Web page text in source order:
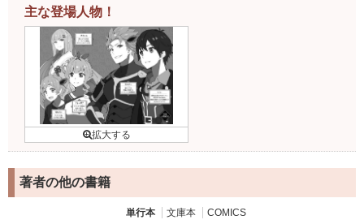
主な登場人物！
著者の他の書籍
単行本 文庫本 COMICS